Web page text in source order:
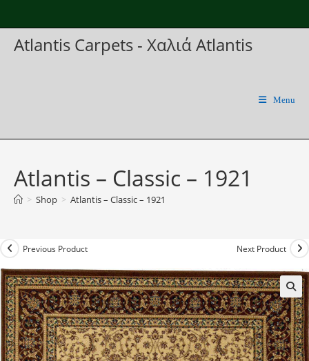
to
content
Atlantis Carpets - Χαλιά Atlantis
Menu
Atlantis – Classic – 1921
> Shop > Atlantis – Classic – 1921
Previous Product Next Product